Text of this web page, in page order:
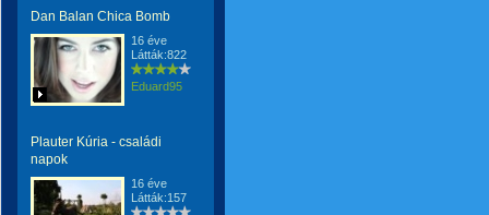
Dan Balan Chica Bomb
16 éve
Látták:822
Eduard95
Plauter Kúria - családi
napok
16 éve
Látták:157